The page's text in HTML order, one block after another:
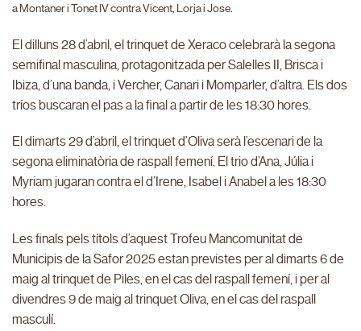
a Montaner i Tonet IV contra Vicent, Lorja i Jose.
El dilluns 28 d’abril, el trinquet de Xeraco celebrarà la segona
semifinal masculina, protagonitzada per Salelles II, Brisca i
Ibiza, d’una banda, i Vercher, Canari i Momparler, d’altra. Els dos
tríos buscaran el pas a la final a partir de les 18:30 hores.
El dimarts 29 d’abril, el trinquet d’Oliva serà l’escenari de la
segona eliminatòria de raspall femení. El trio d’Ana, Júlia i
Myriam jugaran contra el d’Irene, Isabel i Anabel a les 18:30
hores.
Les finals pels títols d’aquest Trofeu Mancomunitat de
Municipis de la Safor 2025 estan previstes per al dimarts 6 de
maig al trinquet de Piles, en el cas del raspall femení, i per al
divendres 9 de maig al trinquet Oliva, en el cas del raspall
masculí.